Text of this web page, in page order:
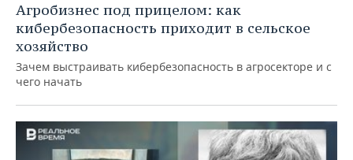
Агробизнес под прицелом: как
кибербезопасность приходит в сельское
хозяйство
Зачем выстраивать кибербезопасность в агросекторе и с
чего начать